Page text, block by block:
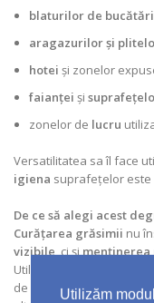
Utilizăm
blaturilor de
aragazurilor și
hotei și zonelor
faianței și
zonelor de lucru
Versatilitatea sa îl face
igiena suprafețelor este
De ce să alegi acest
Curățarea grăsimii nu
vizibile, ci șimenținerea
Utilizarea unui
de curățenieși la